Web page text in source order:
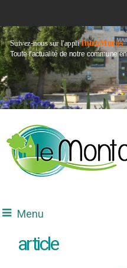
Suivez-nous sur l'appli IntraMuros
Toute l'actualité de notre commune
Menu
article